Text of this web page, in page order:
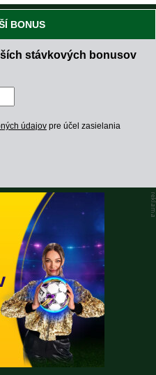
BONUS
stávkových bonusov
údajov pre účel zasielania